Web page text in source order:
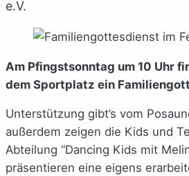
e.V.
Am Pfingstsonntag um 10 Uhr
dem Sportplatz ein
Unterstützung gibt’s vom
außerdem zeigen die Kids und
Abteilung “Dancing Kids mit
präsentieren eine eigens